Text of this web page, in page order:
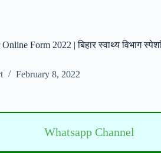
Form 2022 | बिहार स्वाथ्य विभाग
February 8, 2022
Whatsapp Channel